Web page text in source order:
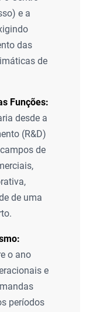
e a
das
de
Funções:
desde a
(R&D)
de
de uma
o ano
e
períodos